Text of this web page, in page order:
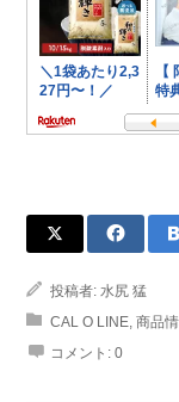
投稿者: 水尻 猛
CAL O LINE, 商品
コメント: 0